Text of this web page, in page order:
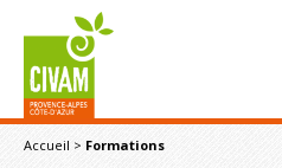
Accueil > Formations